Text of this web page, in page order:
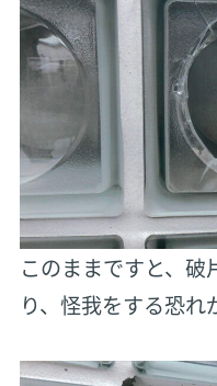
このままですと、破
り、怪我をする恐れ